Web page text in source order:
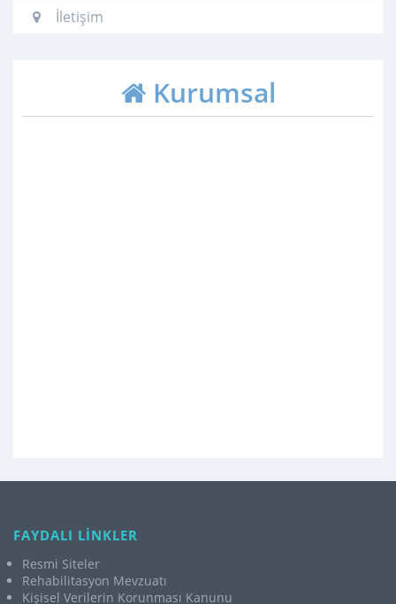
İletişim
Kurumsal
FAYDALI LİNKLER
Resmi Siteler
Rehabilitasyon Mevzuatı
Kişisel Verilerin Korunması Kanunu